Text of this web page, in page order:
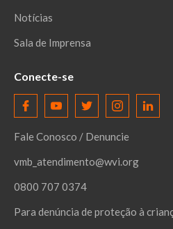
Notícias
Sala de Imprensa
Conecte-se
Fale Conosco / Denuncie
vmb_atendimento@wvi.org
0800 707 0374
Para denúncia de proteção à